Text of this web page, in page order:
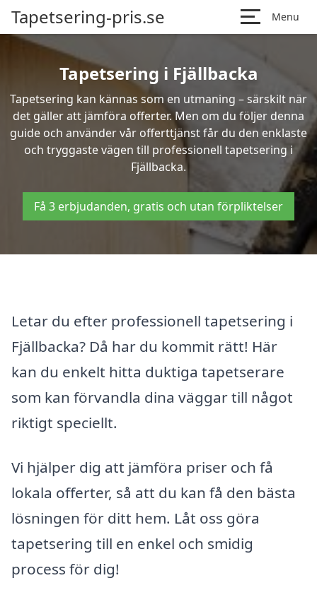
Tapetsering-pris.se Menu
Tapetsering i Fjällbacka
Tapetsering kan kännas som en utmaning – särskilt när
det gäller att jämföra offerter. Men om du följer denna
guide och använder vår offerttjänst får du den enklaste
och tryggaste vägen till professionell tapetsering i
Fjällbacka.
Få 3 erbjudanden, gratis och utan förpliktelser
Letar du efter professionell tapetsering i
Fjällbacka? Då har du kommit rätt! Här
kan du enkelt hitta duktiga tapetserare
som kan förvandla dina väggar till något
riktigt speciellt.
Vi hjälper dig att jämföra priser och få
lokala offerter, så att du kan få den bästa
lösningen för ditt hem. Låt oss göra
tapetsering till en enkel och smidig
process för dig!